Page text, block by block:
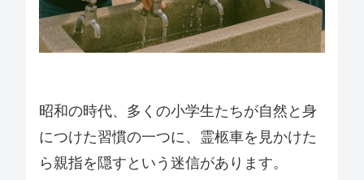
昭和の時代、多くの小学生たちが自然と身
につけた習慣の一つに、霊柩車を見かけた
ら親指を隠すという迷信があります。